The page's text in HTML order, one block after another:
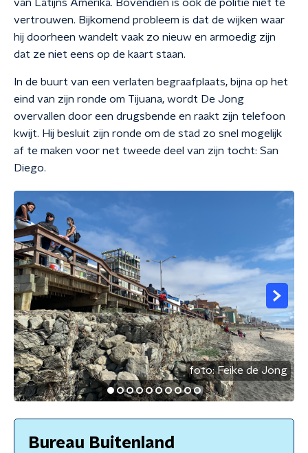
van Latijns Amerika. Bovendien is ook de politie niet te
vertrouwen. Bijkomend probleem is dat de wijken waar
hij doorheen wandelt vaak zo nieuw en armoedig zijn
dat ze niet eens op de kaart staan.
In de buurt van een verlaten begraafplaats, bijna op het
eind van zijn ronde om Tijuana, wordt De Jong
overvallen door een drugsbende en raakt zijn telefoon
kwijt. Hij besluit zijn ronde om de stad zo snel mogelijk
af te maken voor net tweede deel van zijn tocht: San
Diego.
foto:Feike de Jong
Bureau Buitenland